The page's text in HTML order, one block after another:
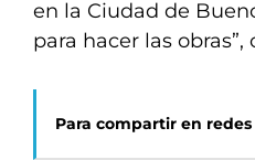
en la Ciudad de
para hacer las obras”,
Para compartir en redes